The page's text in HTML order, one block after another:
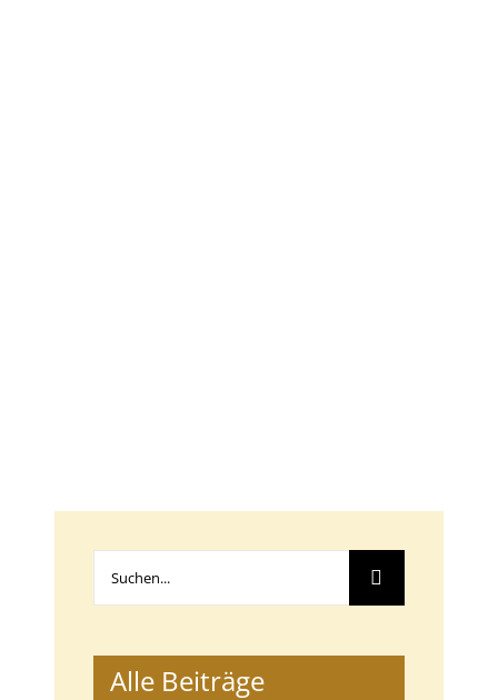
Alle Beiträge